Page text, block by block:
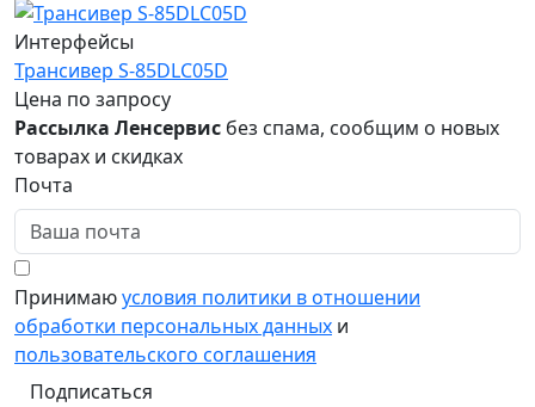
Интерфейсы
Трансивер S-85DLC05D
Цена по запросу
Рассылка Ленсервис без спама, сообщим о новых
товарах и скидках
Почта
Принимаюусловия политики в отношении
обработки персональных данных и
пользовательского соглашения
Подписаться